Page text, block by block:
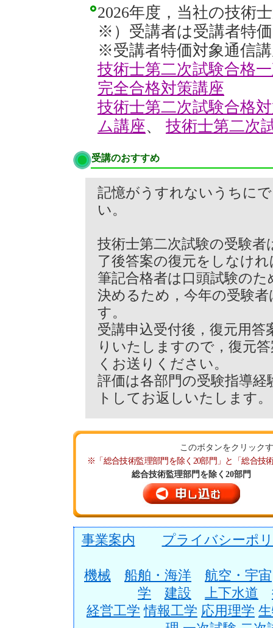
2026年度，当社の技術
※）受講者は受講者特価
※受講者特価対象通信
技術士第二次試験合格
完全合格対策講座
技術士第二次試験合格
ム講座、 技術士第二次
受講のおすすめ
記憶がうすれないうちに
い。
技術士第二次試験の受験
了後答案の復元をしなけ
筆記合格者は口頭試験の
決めるため，今年の受験
す。
受講申込受付後，復元用
りいたしますので，復元
くお送りください。
評価は各部門の受験指導
トしてお返しいたします。
このボタンをクリック
※「総合技術監理部門を除く20部門」と「総合技
総合技術監理部門を除く20部門
事業案内 プライバシーポ
機械 船舶・海洋
航空・宇宙
学
建設 上下水道
経営工学 情報工学 応用理学